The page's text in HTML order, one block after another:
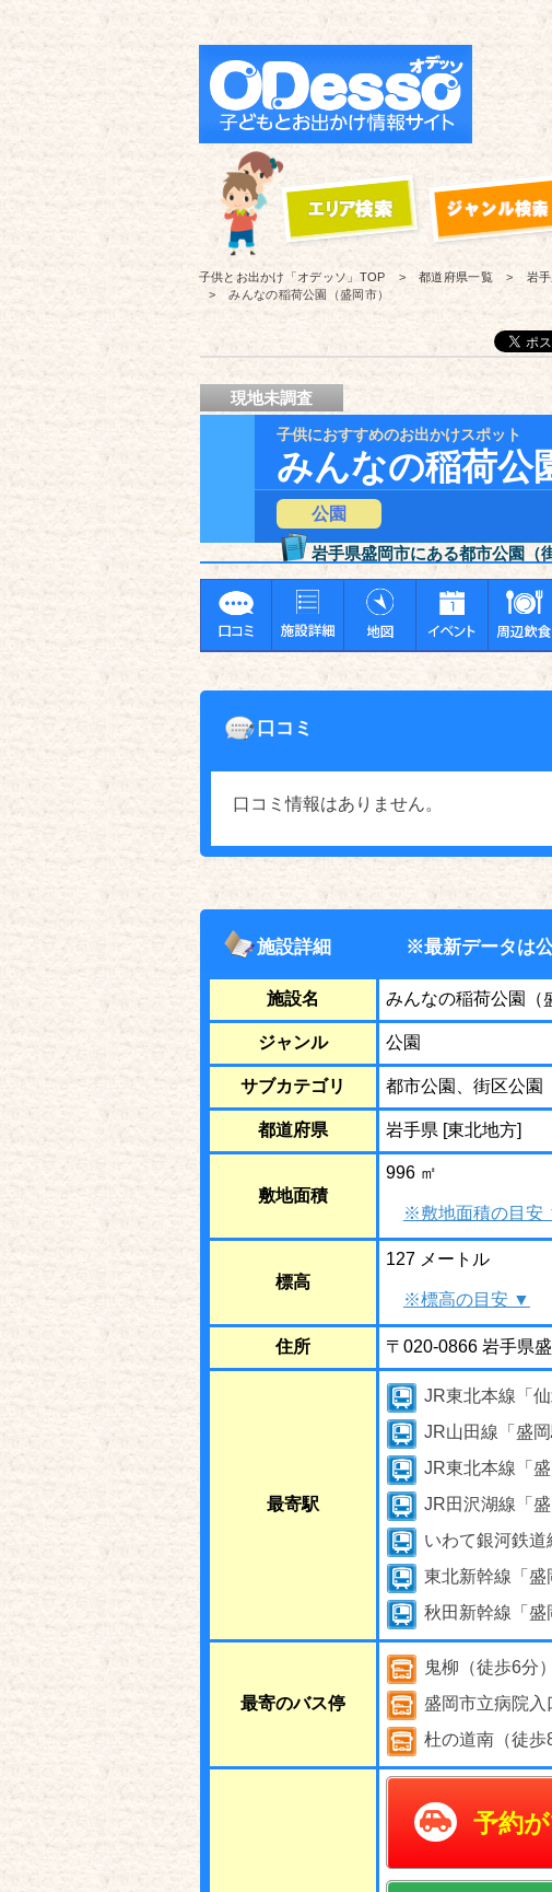
子供とお出かけ「オデッソ」 TOP 都道府県一覧 岩
みんなの稲荷公園（盛岡市）
現地未調査
子供におすすめのお出かけスポット
みんなの稲荷公
公園
岩手県盛岡市にある都市公園（
口コミ
口コミ情報はありません。
施設詳細 ※最新データは
施設名 みんなの稲荷公園（
ジャンル 公園
サブカテゴリ 都市公園、街区公園
都道府県 岩手県 [東北地方]
敷地面積
996 ㎡
※敷地面積の目安
標高
127 メートル
※標高の目安 ▼
住所 〒020-0866 岩手県
最寄駅
JR東北本線「
JR山田線「盛
JR東北本線「
JR田沢湖線「
いわて銀河鉄道
東北新幹線「盛
秋田新幹線「盛
最寄のバス停
鬼柳（徒歩6分）
盛岡市立病院入
杜の道南（徒歩
予約